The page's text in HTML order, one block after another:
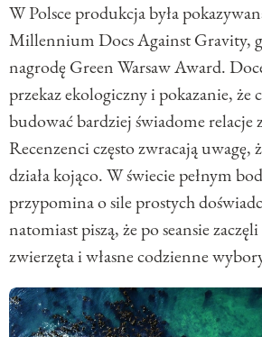
W Polsce produkcja była
Millennium Docs Against Gravity,
nagrodę Green Warsaw Award.
przekaz ekologiczny i pokazanie, że
budować bardziej świadome relacje
Recenzenci często zwracają
działa kojąco. W świecie pełnym
przypomina o sile prostych
natomiast piszą, że po seansie
zwierzęta i własne codzienne